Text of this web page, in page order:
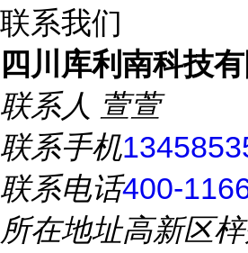
联系我们
四川库利南科技
联系人 萱萱
联系手机
联系电话400-
所在地址高新区